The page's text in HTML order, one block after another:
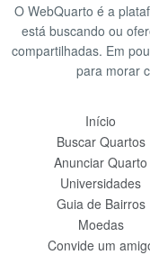
O WebQuarto é a
está buscando ou
compartilhadas. Em
para morar
Início
Buscar Quartos
Anunciar Quarto
Universidades
Guia de Bairros
Moedas
Convide um